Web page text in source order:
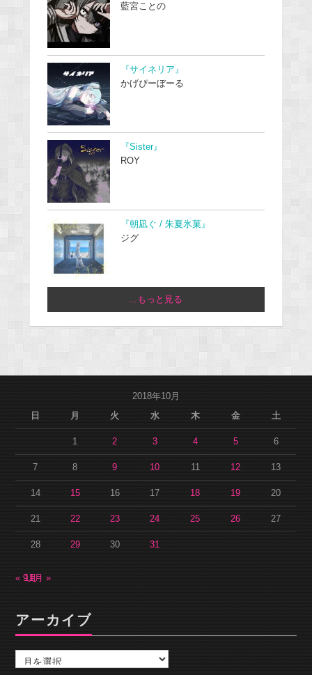
藍宮ことの
『サイネリア』
かげぴーぼーる
『Sister』
ROY
『朝凪ぐ / 朱夏氷菓』
ジグ
...もっと見る
2018年10月
日
月 火 水 木 金 土
1 2 3 4 5 6
7 8 9 10 11 12 13
14 15 16 17 18 19 20
21 22 23 24 25 26 27
28 29 30 31
« 9月
11月 »
アーカイブ
カ